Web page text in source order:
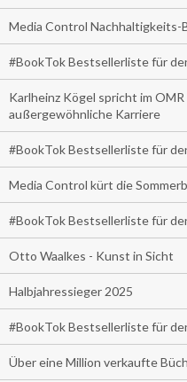
Media Control Nachhaltigkeits-
#BookTok Bestsellerliste für
Karlheinz Kögel spricht im
außergewöhnliche Karriere
#BookTok Bestsellerliste für
Media Control kürt die
#BookTok Bestsellerliste für
Otto Waalkes - Kunst in Sicht
Halbjahressieger 2025
#BookTok Bestsellerliste für
Über eine Million verkaufte